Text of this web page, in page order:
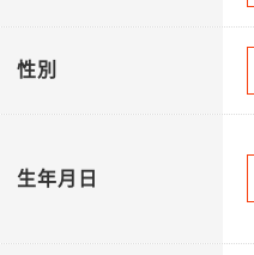
性別
生年月日